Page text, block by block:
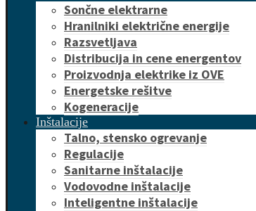
Sončne elektrarne
Hranilniki električne energije
Razsvetljava
Distribucija in cene energentov
Proizvodnja elektrike iz OVE
Energetske rešitve
Kogeneracije
Inštalacije
Talno, stensko ogrevanje
Regulacije
Sanitarne inštalacije
Vodovodne inštalacije
Inteligentne inštalacije